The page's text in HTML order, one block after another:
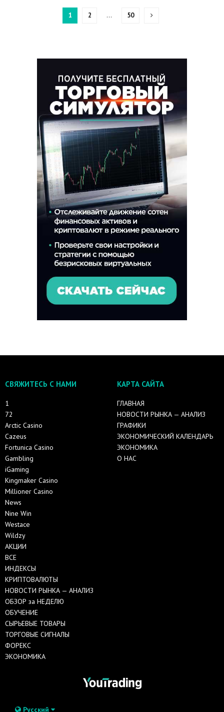
1 2 … 50
СВЯЖИТЕСЬ С НАМИ
1
72
Arctic Casino
Cazeus
Fortunica Casino
Gambling
iGaming
Kingmaker Casino
Millioner Casino
News
Nine Win
Westace
Wildzy
АКЦИИ
ВСЕ
ИНДЕКСЫ
КРИПТОВАЛЮТЫ
НОВОСТИ РЫНКА — АНАЛИЗ
ОБЗОР за НЕДЕЛЮ
ОБУЧЕНИЕ
СЫРЬЕВЫЕ ТОВАРЫ
ТОРГОВЫЕ СИГНАЛЫ
ФОРЕКС
ЭКОНОМИКА
КАРТА САЙТА
ГЛАВНАЯ
НОВОСТИ РЫНКА — АНАЛИЗ
ГРАФИКИ
ЭКОНОМИЧЕСКИЙ КАЛЕНДАРЬ
ЭКОНОМИКА
О НАС
Русский